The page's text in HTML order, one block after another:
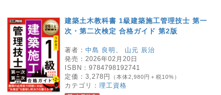
建築土木教科書 1級建築施工管理技士 第一
次・第二次検定 合格ガイド 第2版
著者： 中島 良明
山元 辰治
発売： 2026年02月20日
ISBN： 9784798192741
定価： 3,278円 （本体2,980円＋税10%）
カテゴリ： 理工資格